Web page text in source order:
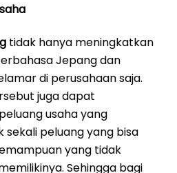
tidak hanya meningkatkan
Jepang dan
di perusahaan saja.
juga dapat
usaha yang
sekali peluang yang bisa
yang tidak
Sehingga bagi